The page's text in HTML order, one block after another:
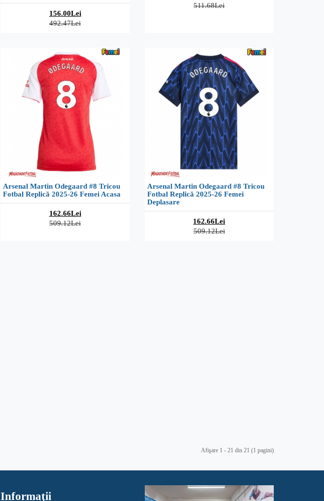
156.00Lei
492.47Lei
511.68Lei
Arsenal Martin Odegaard #8 Tricou
Fotbal Replică 2025-26 Femei Acasa
162.66Lei
509.12Lei
Arsenal Martin Odegaard #8 Tricou
Fotbal Replică 2025-26 Femei
Deplasare
162.66Lei
509.12Lei
Afişare 1 - 21 din 21 (1 pagini)
Informaţii